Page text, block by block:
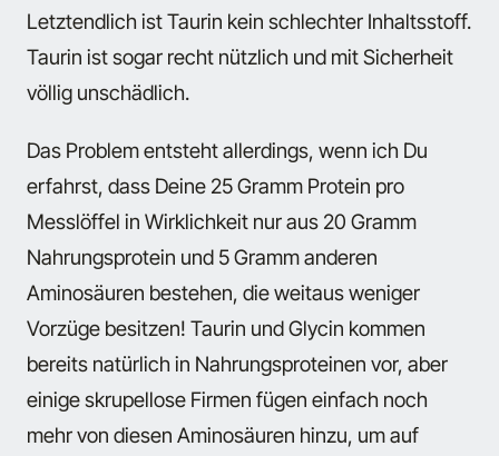
Letztendlich ist Taurin kein schlechter Inhaltsstoff.
Taurin ist sogar recht nützlich und mit Sicherheit
völlig unschädlich.
Das Problem entsteht allerdings, wenn ich Du
erfahrst, dass Deine 25 Gramm Protein pro
Messlöffel in Wirklichkeit nur aus 20 Gramm
Nahrungsprotein und 5 Gramm anderen
Aminosäuren bestehen, die weitaus weniger
Vorzüge besitzen! Taurin und Glycin kommen
bereits natürlich in Nahrungsproteinen vor, aber
einige skrupellose Firmen fügen einfach noch
mehr von diesen Aminosäuren hinzu, um auf